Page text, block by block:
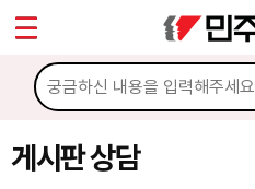
게시판 상담
마이페이지
소개
소식
Sketchbook5,